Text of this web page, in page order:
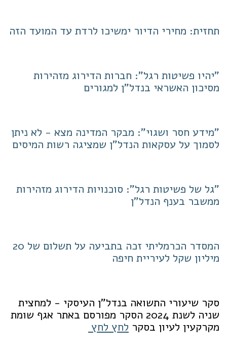
תחזית: מחירי הדיור ימשיכו לרדת עד המועד הזה
"יהיו פשיטות רגל": חברות הדירוג מזהירות
מסיכון האשראי בנדל"ן למגורים
"מידע חסר ושגוי": מבקר המדינה מצא - לא ניתן
לסמוך על עסקאות הנדל"ן שמציגה רשות המיסים
"גל של פשיטות רגל": סוכנויות הדירוג מזהירות
ממשבר בענף הנדל"ן
המסדר הכרמליתי זכה בתביעה על תשלום של 20
מיליון שקל לעיריית חיפה
סקר שיעורי התשואה בנדל"ן העיסקי - למחצית
שניה לשנת 2024 הסקר מפורסם באתר אגף שומת
מקרקעין לעיון בסקר לחץ לחץ